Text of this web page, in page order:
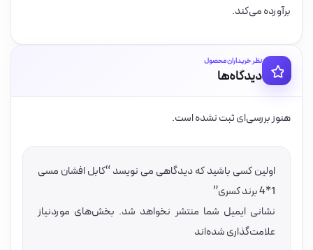
برآورده می‌کند.
نظر خریداران محصول
دیدگاه‌ها
هنوز بررسی‌ای ثبت نشده است.
اولین کسی باشید که دیدگاهی می نویسد “کابل افشان مسی
1*4 برند کسری”
نشانی ایمیل شما منتشر نخواهد شد. بخش‌های موردنیاز
علامت‌گذاری شده‌اند